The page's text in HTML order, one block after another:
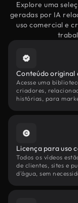
Explore uma
geradas por IA
uso comercial e
Conteúdo original
Acesse uma
criadores,
histórias, para
Licença para uso
Todos os vídeos
de clientes, sites e
d'água, sem